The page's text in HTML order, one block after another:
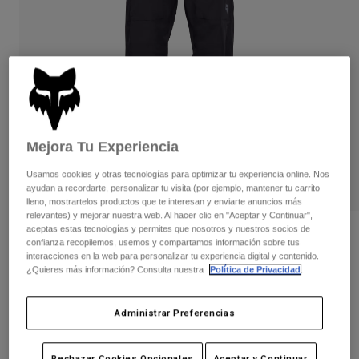
Pantalones largos
Pantalones cortos
Chaquetas y chalecos
Guantes
Protecciones
Gafas de protección
Calcetines
Accesorios
Recambios
Guantes
Chaquetas
Gafas de protección
Calcetines
Mochilas y accesorios
Mujer
Camisetas y tops
Sudaderas
Chaquetas
Pantalones
Camisas
Ver todo
Niños
Gafas de Protección
Calcetines
Ver todo
Moto
Cascos
Camisetas
Pantalones
Botas
Gafas de Protección
Pantalones de agua Youth Ranger
N.º de artículo36256
Mejora Tu Experiencia
Usamos cookies y otras tecnologías para optimizar tu experiencia online. Nos
ayudan a recordarte, personalizar tu visita (por ejemplo, mantener tu carrito
lleno, mostrartelos productos que te interesan y enviarte anuncios más
relevantes) y mejorar nuestra web. Al hacer clic en "Aceptar y Continuar",
aceptas estas tecnologías y permites que nosotros y nuestros socios de
confianza recopilemos, usemos y compartamos información sobre tus
interacciones en la web para personalizar tu experiencia digital y contenido.
¿Quieres más información? Consulta nuestra
Política de Privacidad
Administrar Preferencias